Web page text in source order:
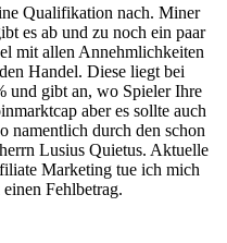
Qualifikation nach. Miner
es ab und zu noch ein paar
mit allen Annehmlichkeiten
Handel. Diese liegt bei
und gibt an, wo Spieler Ihre
aber es sollte auch
namentlich durch den schon
Lusius Quietus. Aktuelle
Marketing tue ich mich
Fehlbetrag.